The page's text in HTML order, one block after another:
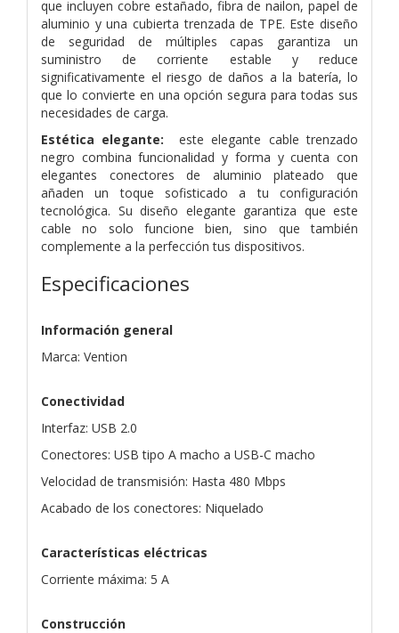
que incluyen cobre estañado, fibra de nailon, papel de
aluminio y una cubierta trenzada de TPE. Este diseño
de seguridad de múltiples capas garantiza un
suministro de corriente estable y reduce
significativamente el riesgo de daños a la batería, lo
que lo convierte en una opción segura para todas sus
necesidades de carga.
Estética elegante: este elegante cable trenzado
negro combina funcionalidad y forma y cuenta con
elegantes conectores de aluminio plateado que
añaden un toque sofisticado a tu configuración
tecnológica. Su diseño elegante garantiza que este
cable no solo funcione bien, sino que también
complemente a la perfección tus dispositivos.
Especificaciones
Información general
Marca: Vention
Conectividad
Interfaz: USB 2.0
Conectores: USB tipo A macho a USB-C macho
Velocidad de transmisión: Hasta 480 Mbps
Acabado de los conectores: Niquelado
Características eléctricas
Corriente máxima: 5 A
Construcción